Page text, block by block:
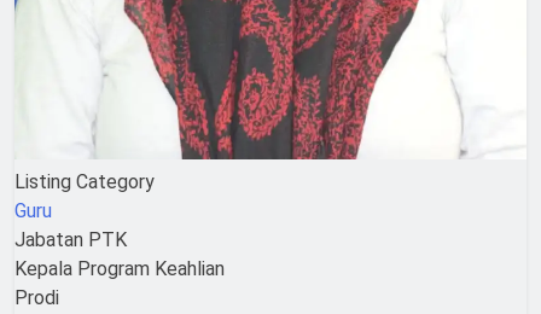
Listing Category
Guru
Jabatan PTK
Kepala Program Keahlian
Prodi